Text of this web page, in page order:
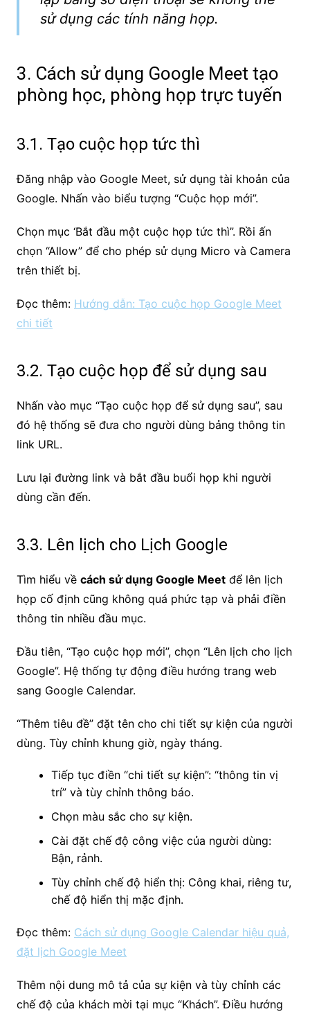
sử dụng các tính năng họp.
3. Cách sử dụng Google Meet tạo
phòng học, phòng họp trực tuyến
3.1. Tạo cuộc họp tức thì
Đăng nhập vào Google Meet, sử dụng tài khoản của
Google. Nhấn vào biểu tượng “Cuộc họp mới”.
Chọn mục ‘Bắt đầu một cuộc họp tức thì”. Rồi ấn
chọn “Allow” để cho phép sử dụng Micro và Camera
trên thiết bị.
Đọc thêm: Hướng dẫn: Tạo cuộc họp Google Meet
chi tiết
3.2. Tạo cuộc họp để sử dụng sau
Nhấn vào mục “Tạo cuộc họp để sử dụng sau”, sau
đó hệ thống sẽ đưa cho người dùng bảng thông tin
link URL.
Lưu lại đường link và bắt đầu buổi họp khi người
dùng cần đến.
3.3. Lên lịch cho Lịch Google
Tìm hiểu về cách sử dụng Google Meetđể lên lịch
họp cố định cũng không quá phức tạp và phải điền
thông tin nhiều đầu mục.
Đầu tiên, “Tạo cuộc họp mới”, chọn “Lên lịch cho lịch
Google”. Hệ thống tự động điều hướng trang web
sang Google Calendar.
“Thêm tiêu đề” đặt tên cho chi tiết sự kiện của người
dùng. Tùy chỉnh khung giờ, ngày tháng.
Tiếp tục điền “chi tiết sự kiện”: “thông tin vị
trí” và tùy chỉnh thông báo.
Chọn màu sắc cho sự kiện.
Cài đặt chế độ công việc của người dùng:
Bận, rảnh.
Tùy chỉnh chế độ hiển thị: Công khai, riêng tư,
chế độ hiển thị mặc định.
Đọc thêm: Cách sử dụng Google Calendar hiệu quả,
đặt lịch Google Meet
Thêm nội dung mô tả của sự kiện và tùy chỉnh các
chế độ của khách mời tại mục “Khách”. Điều hướng